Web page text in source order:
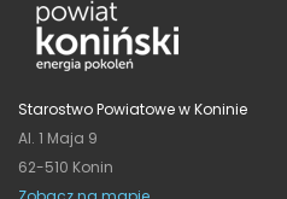
Starostwo Powiatowe w Koninie
Al. 1 Maja 9
62-510 Konin